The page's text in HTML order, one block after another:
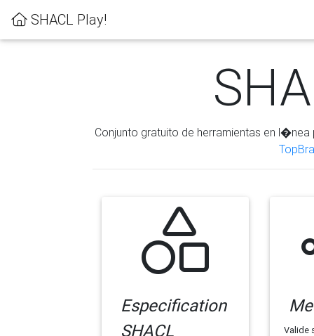
SHACL Play!
Conjunto gratuito de herramientas en
Especification
SHACL
Valide